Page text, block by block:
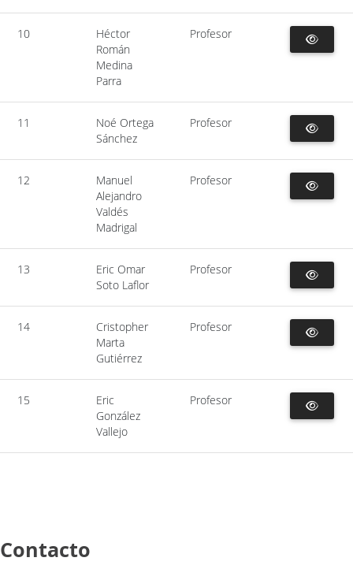
10
Héctor
Román
Medina
Parra
Profesor
11
Noé Ortega
Sánchez
Profesor
12
Manuel
Alejandro
Valdés
Madrigal
Profesor
13
Eric Omar
Soto Laflor
Profesor
14
Cristopher
Marta
Gutiérrez
Profesor
15
Eric
González
Vallejo
Profesor
Contacto